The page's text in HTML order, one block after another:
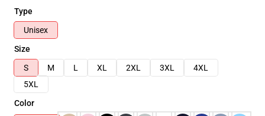
Type
Unisex
Size
S
M L XL 2XL 3XL
4XL
5XL
Color